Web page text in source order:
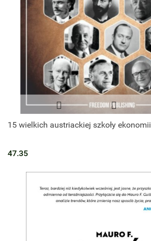
15 wielkich austriackiej szkoły ekonomii
47.35